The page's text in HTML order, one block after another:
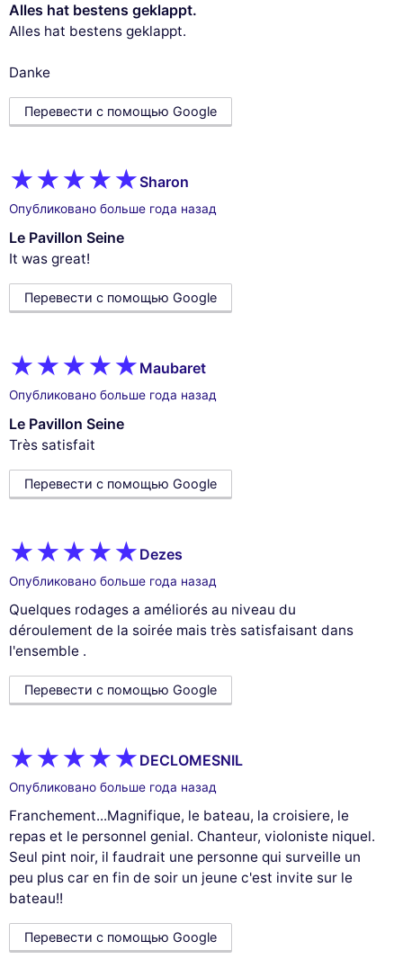
Alles hat bestens geklappt.
Alles hat bestens geklappt.
Danke
Перевести с помощью Google
Sharon
Опубликовано больше года назад
Le Pavillon Seine
It was great!
Перевести с помощью Google
Maubaret
Опубликовано больше года назад
Le Pavillon Seine
Très satisfait
Перевести с помощью Google
Dezes
Опубликовано больше года назад
Quelques rodages a améliorés au niveau du
déroulement de la soirée mais très satisfaisant dans
l'ensemble .
Перевести с помощью Google
DECLOMESNIL
Опубликовано больше года назад
Franchement...Magnifique, le bateau, la croisiere, le
repas et le personnel genial. Chanteur, violoniste niquel.
Seul pint noir, il faudrait une personne qui surveille un
peu plus car en fin de soir un jeune c'est invite sur le
bateau!!
Перевести с помощью Google